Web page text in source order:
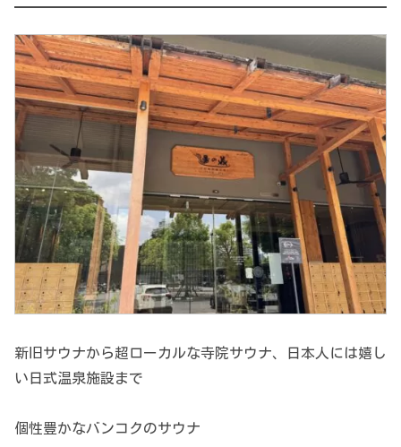
新旧サウナから超ローカルな寺院サウナ、日本人には嬉し
い日式温泉施設まで
個性豊かなバンコクのサウナ